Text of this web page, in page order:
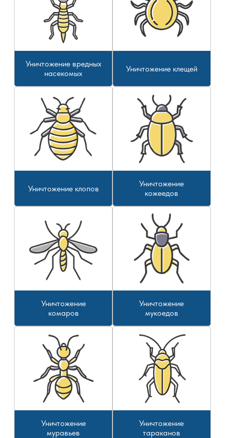
Уничтожение вредных
насекомых
Уничтожение клещей
Уничтожение клопов
Уничтожение
кожеедов
Уничтожение
комаров
Уничтожение
мукоедов
Уничтожение
муравьев
Уничтожение
тараканов